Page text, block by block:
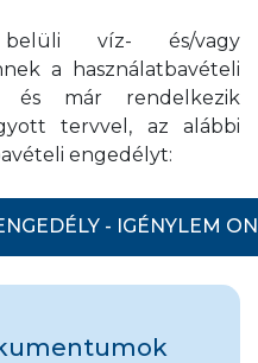
víz- és/vagy
a használatbavételi
és már rendelkezik
tervvel, az alábbi
engedélyt:
- IGÉNYLEM